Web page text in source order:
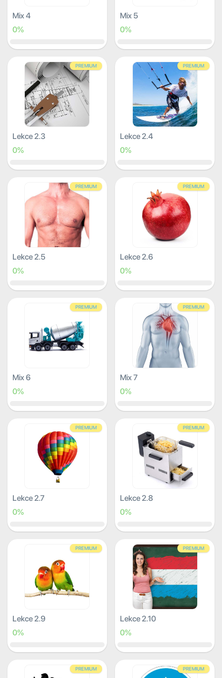
Mix 4
0%
Mix 5
0%
PREMIUM
Lekce 2.3
0%
PREMIUM
Lekce 2.4
0%
PREMIUM
Lekce 2.5
0%
PREMIUM
Lekce 2.6
0%
PREMIUM
Mix 6
0%
PREMIUM
Mix 7
0%
PREMIUM
Lekce 2.7
0%
PREMIUM
Lekce 2.8
0%
PREMIUM
Lekce 2.9
0%
PREMIUM
Lekce 2.10
0%
PREMIUM PREMIUM